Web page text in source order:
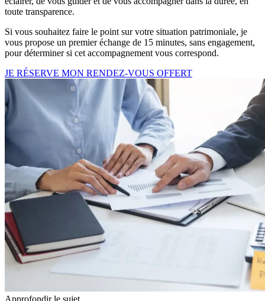
toute transparence.
Si vous souhaitez faire le point sur votre situation patrimoniale, je
vous propose un premier échange de 15 minutes, sans engagement,
pour déterminer si cet accompagnement vous correspond.
JE RÉSERVE MON RENDEZ-VOUS OFFERT